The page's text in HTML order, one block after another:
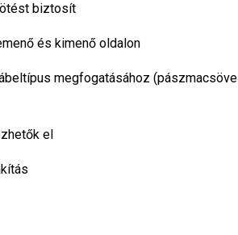
biztosít
és kimenő oldalon
megfogatásához
el